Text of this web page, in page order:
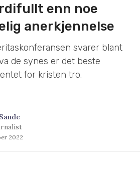
enn noe
anerkjennelse
svarer blant
de synes er det beste
for kristen tro.
2022